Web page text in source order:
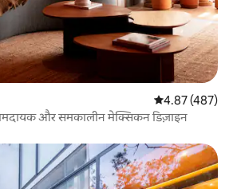
औसत रेटिंग 5 में से
4.87 (487)
और समकालीन मेक्सिकन डिज़ाइन